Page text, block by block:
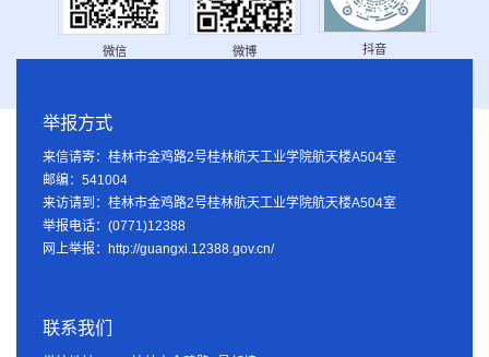
微信 微博 抖音
举报方式
来信请寄：桂林市金鸡路2号桂林航天工业学院航天楼A504室
邮编：541004
来访请到：桂林市金鸡路2号桂林航天工业学院航天楼A504室
举报电话：(0771)12388
网上举报：http://guangxi.12388.gov.cn/
联系我们